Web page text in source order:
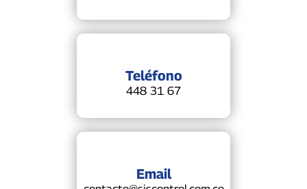
Teléfono
448 31 67
Email